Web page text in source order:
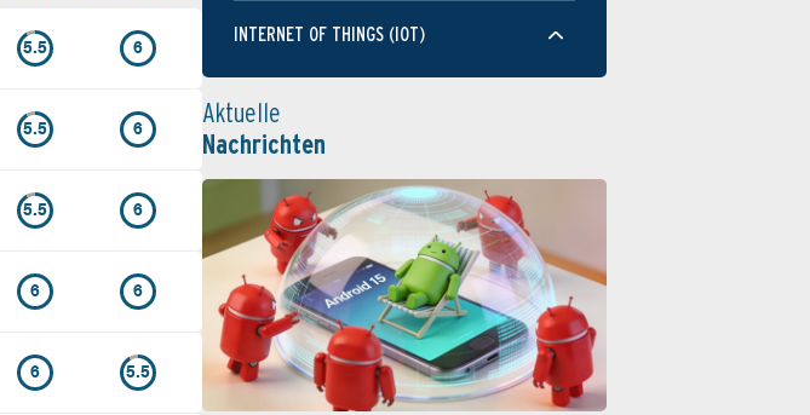
5.5 6
5.5 6
5.5 6
6 6
6 5.5
INTERNET OF THINGS (IOT)
Aktuelle
Nachrichten